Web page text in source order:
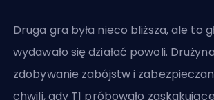
Druga gra była nieco bliższa, ale to
wydawało się działać powoli.
zdobywanie zabójstw i
chwili, gdy T1 próbowało